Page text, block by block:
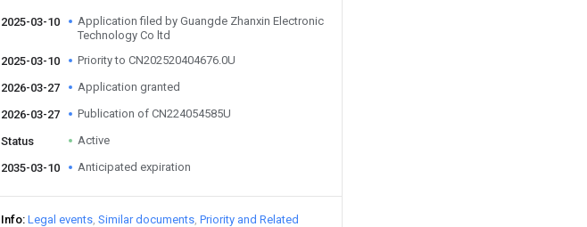
2025-03-10
Application filed by Guangde Zhanxin Electronic
Technology Co ltd
2025-03-10
Priority to CN202520404676.0U
2026-03-27 Application granted
2026-03-27 Publication of CN224054585U
Status Active
2035-03-10 Anticipated expiration
Info Legal events Similar documents Priority and Related